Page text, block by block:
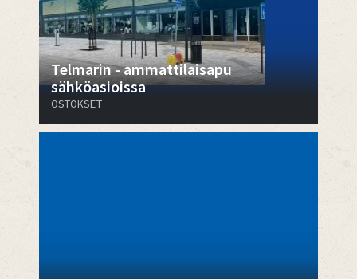
Telmarin - ammattilaisapu
sähköasioissa
OSTOKSET